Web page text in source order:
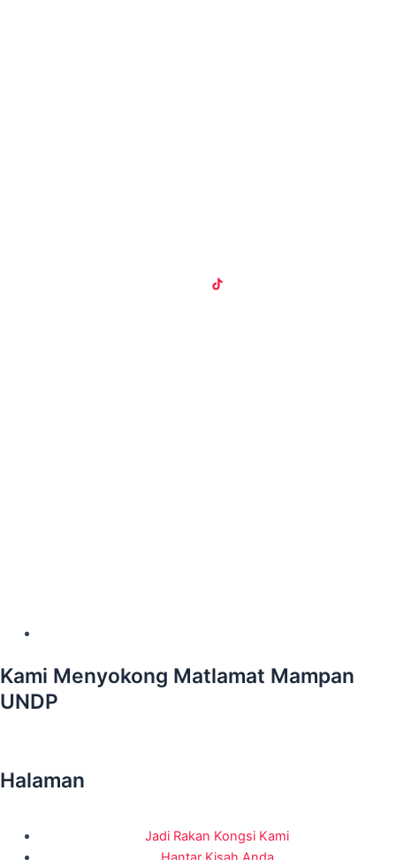
Kami Menyokong Matlamat Mampan
UNDP
Halaman
Jadi Rakan Kongsi Kami